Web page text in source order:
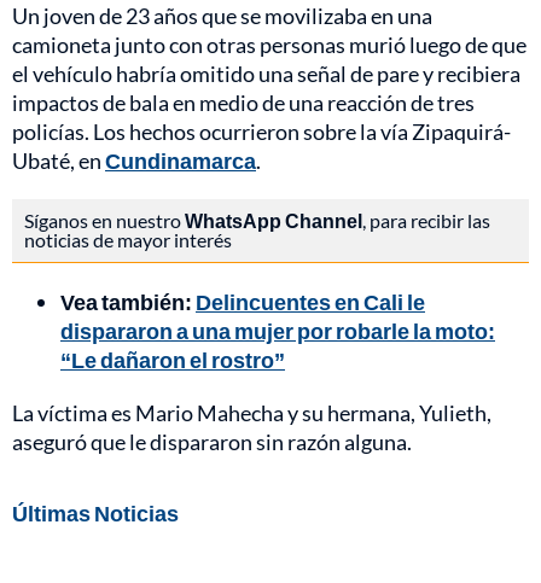
Un joven de 23 años que se movilizaba en una
camioneta junto con otras personas murió luego de que
el vehículo habría omitido una señal de pare y recibiera
impactos de bala en medio de una reacción de tres
policías. Los hechos ocurrieron sobre la vía Zipaquirá-
Ubaté, enCundinamarca.
Síganos en nuestroWhatsApp Channel , para recibir las
noticias de mayor interés
Vea también: Delincuentes en Cali le
dispararon a una mujer por robarle la moto:
“Le dañaron el rostro”
La víctima es Mario Mahecha y su hermana, Yulieth,
aseguró que le dispararon sin razón alguna.
Últimas Noticias